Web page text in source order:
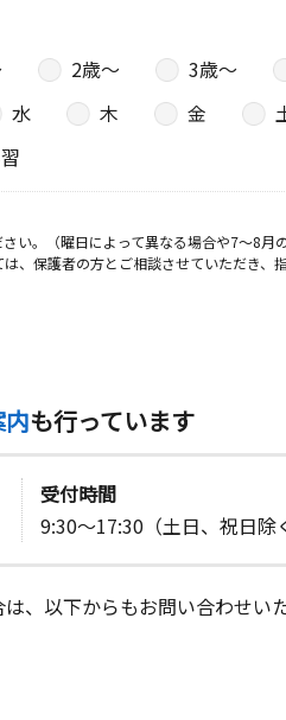
2歳〜 3歳〜
水 木 金
。（曜日によって異なる場合や7～8月
保護者の方とご相談させていただき、指
も行っています
受付時間
9:30～17:30（土日、祝日除
、以下からもお問い合わせいた